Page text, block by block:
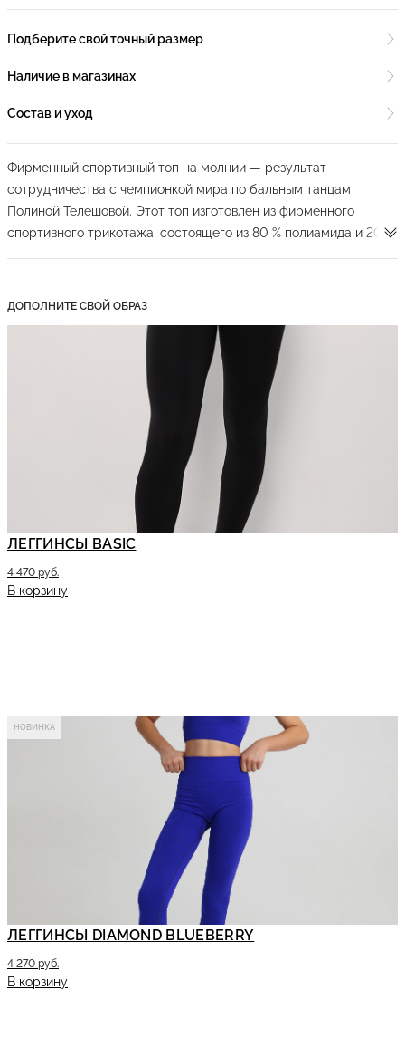
Подберите свой точный размер
Наличие в магазинах
Состав и уход
Фирменный спортивный топ на молнии — результат
сотрудничества с чемпионкой мира по бальным танцам
Полиной Телешовой. Этот топ изготовлен из фирменного
спортивного трикотажа, состоящего из 80 % полиамида и 20 %
Рашгард имеет короткие рукава и широкую резинку под
Всё это создаёт эффективную поддержку груди и позволяет
тренироваться в различных спортивных направлениях с
максимальным комфортом.
ДОПОЛНИТЕ СВОЙ ОБРАЗ
ЛЕГГИНСЫ BASIC
4 470 руб.
В корзину
НОВИНКА
ЛЕГГИНСЫ DIAMOND BLUEBERRY
4 270 руб.
В корзину